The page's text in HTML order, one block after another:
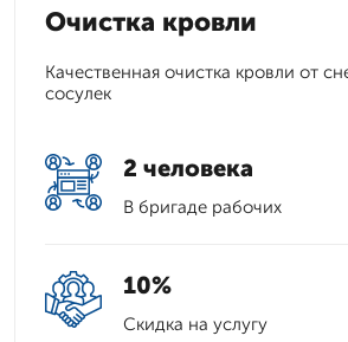
Очистка кровли
Качественная очистка кровли от
сосулек
2 человека
В бригаде рабочих
10%
Скидка на услугу